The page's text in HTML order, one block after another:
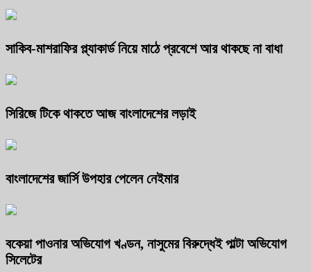
সাকিব-মাশরাফির প্ল্যাকার্ড নিয়ে মাঠে প্রবেশে আর থাকছে না বাধা
সিরিজে টিকে থাকতে আজ বাংলাদেশের লড়াই
বাংলাদেশের জার্সি উপহার পেলেন নেইমার
বকেয়া পাওনার অভিযোগ খণ্ডন, নাসুমের বিরুদ্ধেই পাল্টা অভিযোগ
সিলেটের